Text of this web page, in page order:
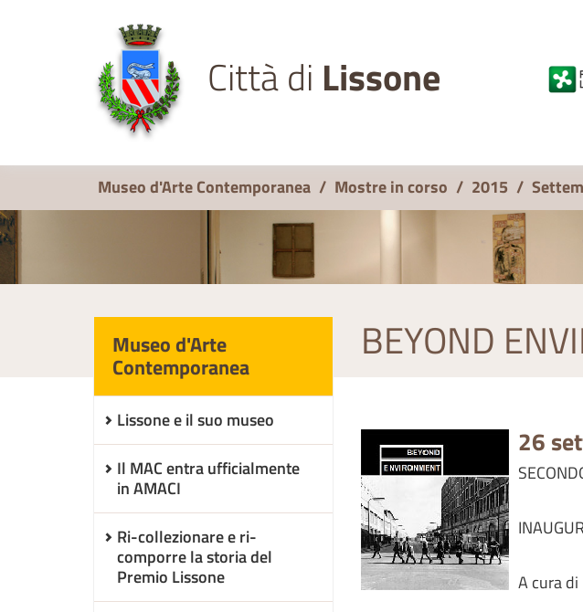
Città di Lissone
Museo d'Arte Contemporanea / Mostre in corso / 2015 /
Museo d'Arte
Contemporanea
Lissone e il suo museo
Il MAC entra ufficialmente
in AMACI
Ri-collezionare e ri-
comporre la storia del
Premio Lissone
BEYOND
26
A cura di